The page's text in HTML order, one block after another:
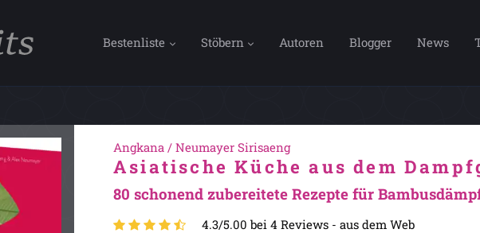
Bestenliste Stöbern Autoren Blogger News
Angkana / Neumayer Sirisaeng
Asiatische Küche aus dem
80 schonend zubereitete Rezepte für
4.3/5.00 bei 4 Reviews - aus dem Web